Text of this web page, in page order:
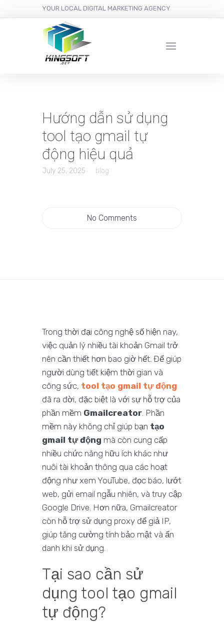
YOUR LOCAL DIGITAL MARKETING AGENCY
Hướng dẫn sử dụng
tool tạo gmail tự
động hiệu quả
July 25, 2025 blog
No Comments
Trong thời đại công nghệ số hiện nay,
việc quản lý nhiều tài khoản Gmail trở
nên cần thiết hơn bao giờ hết. Để giúp
người dùng tiết kiệm thời gian và
công sức, tool tạo gmail tự động
đã ra đời, đặc biệt là với sự hỗ trợ của
phần mềm Gmailcreator. Phần
mềm này không chỉ giúp bạn tạo
gmail tự động mà còn cung cấp
nhiều chức năng hữu ích khác như
nuôi tài khoản thông qua các hoạt
động như xem YouTube, đọc báo, lướt
web, gửi email ngẫu nhiên, và truy cập
Google Drive. Hơn nữa, Gmailcreator
còn hỗ trợ sử dụng proxy để giả IP,
giúp tăng cường tính bảo mật và ẩn
danh khi sử dụng.
Tại sao cần sử
dụng tool tạo gmail
tự động?